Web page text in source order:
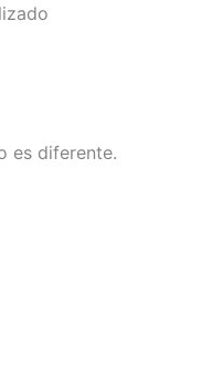
es diferente.